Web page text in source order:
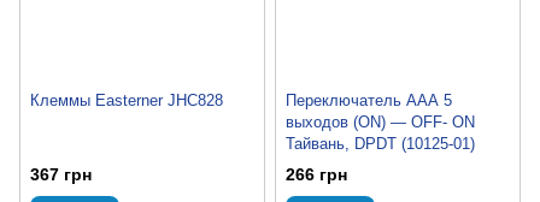
Клеммы Easterner JHC828
367 грн
Переключатель ААА 5
выходов (ON) — OFF- ON
Тайвань, DPDT (10125-01)
266 грн